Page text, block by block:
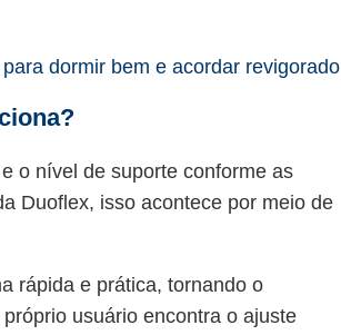
dormir bem e acordar revigorado
o nível de suporte conforme as
Duoflex, isso acontece por meio de
rápida e prática, tornando o
usuário encontra o ajuste